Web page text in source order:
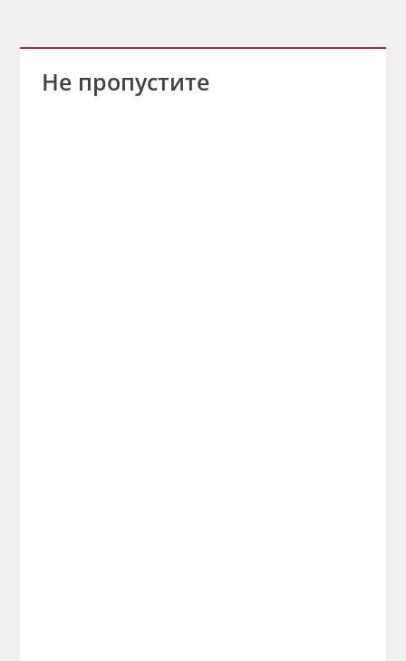
Не пропустите